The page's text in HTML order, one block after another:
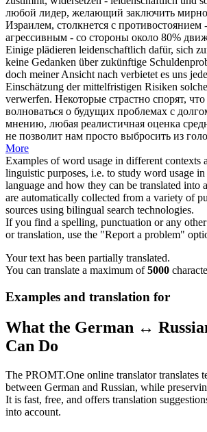
любой лидер, желающий заключить
Израилем, столкнется с противостоянием -
агрессивным - со стороны около 80%
Einige plädieren leidenschaftlich dafür, sich
keine Gedanken über zukünftige
doch meiner Ansicht nach verbietet es uns
Einschätzung der mittelfristigen Risiken
verwerfen. Некоторые страстно спорят,
волноваться о будущих проблемах с
мнению, любая реалистичная оценка
не позволит нам просто выбросить из
More
Examples of word usage in different contexts
linguistic purposes, i.e. to study word usage in
language and how they can be translated into
are automatically collected from a variety of
sources using bilingual search technologies.
If you find a spelling, punctuation or any
or translation, use the "Report a problem"
Your text has been partially translated.
You can translate a maximum of5000
Examples and translation for
What the German ↔
Can Do
The PROMT.One online translator translates
between German and Russian, while
It is fast, free, and offers translation
into account.